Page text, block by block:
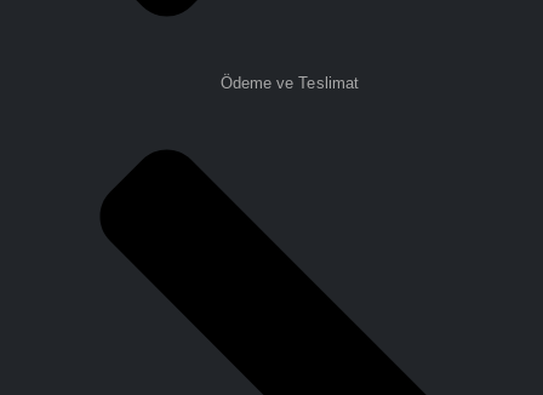
Ödeme ve Teslimat